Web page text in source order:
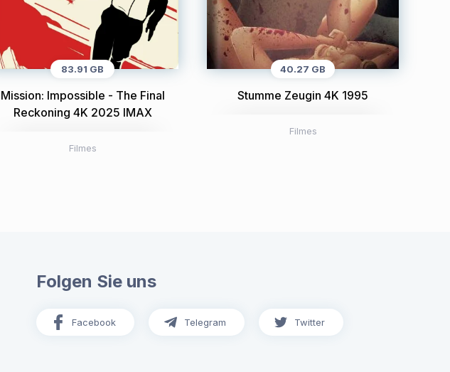
83.91 GB
Mission: Impossible - The Final
Reckoning 4K 2025 IMAX
Filmes
40.27 GB
Stumme Zeugin 4K 1995
Filmes
Folgen Sie uns
Facebook Telegram Twitter